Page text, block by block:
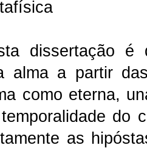
dissertação é
alma a partir
como eterna,
do
as